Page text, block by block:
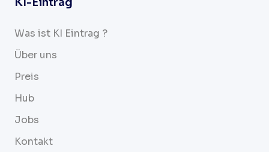
Was ist KI Eintrag ?
Über uns
Preis
Hub
Jobs
Kontakt